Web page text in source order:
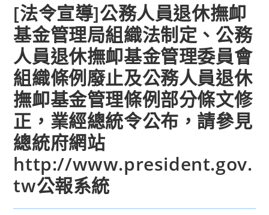
[法令宣導]公務人員退休撫卹
基金管理局組織法制定、公務
人員退休撫卹基金管理委員會
組織條例廢止及公務人員退休
撫卹基金管理條例部分條文修
正，業經總統令公布，請參見
總統府網站
http://www.president.gov.
tw公報系統